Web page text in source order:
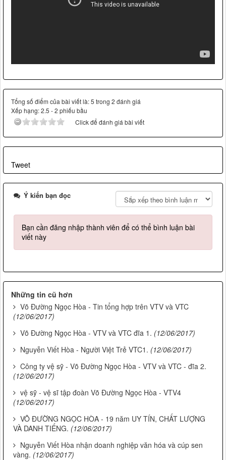
Tổng số điểm của bài viết là: 5 trong 2 đánh giá
Xếp hạng:2.5 -2 phiếu bầu
Click để đánh giá bài viết
Tweet
Ý kiến bạn đọc
Bạn cần đăng nhập thành viên để có thể bình luận bài
viết này
Những tin cũ hơn
Võ Đường Ngọc Hòa - Tin tổng hợp trên VTV và VTC
(12/06/2017)
Võ Đường Ngọc Hòa - VTV và VTC đĩa 1. (12/06/2017)
Nguyễn Viết Hòa - Người Việt Trẻ VTC1. (12/06/2017)
Công ty vệ sỹ - Võ Đường Ngọc Hòa - VTV và VTC - đĩa 2.
(12/06/2017)
vệ sỹ - vệ sĩ tập đoàn Võ Đường Ngọc Hòa - VTV4
(12/06/2017)
VÕ ĐƯỜNG NGỌC HÒA - 19 năm UY TÍN, CHẤT LƯỢNG
VÀ DANH TIẾNG. (12/06/2017)
Nguyễn Viết Hòa nhận doanh nghiệp văn hóa và cúp sen
vàng. (12/06/2017)